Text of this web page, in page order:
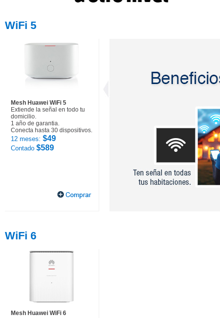
WiFi 5
Mesh Huawei WiFi 5
Extiende la señal en todo tu
domicilio.
1 año de garantia.
Conecta hasta 30 dispositivos.
12 meses: $49
Contado $589
WiFi 6
Mesh Huawei WiFi 6